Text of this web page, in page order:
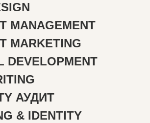
MANAGEMENT
MARKETING
DEVELOPMENT
АУДИТ
& IDENTITY